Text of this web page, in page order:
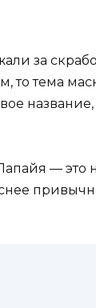
за
то тема
название,
— это